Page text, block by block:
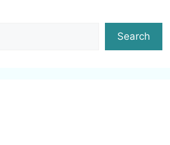
Search